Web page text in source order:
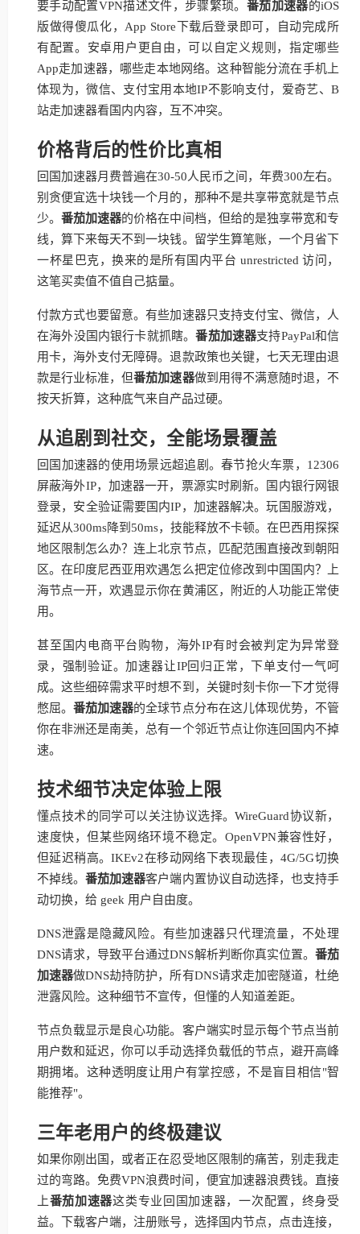
要手动配置VPN描述文件，步骤繁琐。 番茄加速器的iOS
版做得傻瓜化，App Store下载后登录即可，自动完成所
有配置。安卓用户更自由，可以自定义规则，指定哪些
App走加速器，哪些走本地网络。这种智能分流在手机上
体现为，微信、支付宝用本地IP不影响支付，爱奇艺、B
站走加速器看国内内容，互不冲突。
价格背后的性价比真相
回国加速器月费普遍在30-50人民币之间，年费300左右。
别贪便宜选十块钱一个月的，那种不是共享带宽就是节点
少。番茄加速器的价格在中间档，但给的是独享带宽和专
线，算下来每天不到一块钱。留学生算笔账，一个月省下
一杯星巴克，换来的是所有国内平台 unrestricted 访问，
这笔买卖值不值自己掂量。
付款方式也要留意。有些加速器只支持支付宝、微信，人
在海外没国内银行卡就抓瞎。番茄加速器支持PayPal和信
用卡，海外支付无障碍。退款政策也关键，七天无理由退
款是行业标准，但番茄加速器做到用得不满意随时退，不
按天折算，这种底气来自产品过硬。
从追剧到社交，全能场景覆盖
回国加速器的使用场景远超追剧。春节抢火车票，12306
屏蔽海外IP，加速器一开，票源实时刷新。国内银行网银
登录，安全验证需要国内IP，加速器解决。玩国服游戏，
延迟从300ms降到50ms，技能释放不卡顿。在巴西用探探
地区限制怎么办？连上北京节点，匹配范围直接改到朝阳
区。在印度尼西亚用欢遇怎么把定位修改到中国国内？上
海节点一开，欢遇显示你在黄浦区，附近的人功能正常使
用。
甚至国内电商平台购物，海外IP有时会被判定为异常登
录，强制验证。加速器让IP回归正常，下单支付一气呵
成。这些细碎需求平时想不到，关键时刻卡你一下才觉得
憋屈。番茄加速器的全球节点分布在这儿体现优势，不管
你在非洲还是南美，总有一个邻近节点让你连回国内不掉
速。
技术细节决定体验上限
懂点技术的同学可以关注协议选择。WireGuard协议新，
速度快，但某些网络环境不稳定。OpenVPN兼容性好，
但延迟稍高。IKEv2在移动网络下表现最佳，4G/5G切换
不掉线。番茄加速器客户端内置协议自动选择，也支持手
动切换，给 geek 用户自由度。
DNS泄露是隐藏风险。有些加速器只代理流量，不处理
DNS请求，导致平台通过DNS解析判断你真实位置。 番茄
加速器做DNS劫持防护，所有DNS请求走加密隧道，杜绝
泄露风险。这种细节不宣传，但懂的人知道差距。
节点负载显示是良心功能。客户端实时显示每个节点当前
用户数和延迟，你可以手动选择负载低的节点，避开高峰
期拥堵。这种透明度让用户有掌控感，不是盲目相信"智
能推荐"。
三年老用户的终极建议
如果你刚出国，或者正在忍受地区限制的痛苦，别走我走
过的弯路。免费VPN浪费时间，便宜加速器浪费钱。直接
上番茄加速器这类专业回国加速器，一次配置，终身受
益。下载客户端，注册账号，选择国内节点，点击连接，